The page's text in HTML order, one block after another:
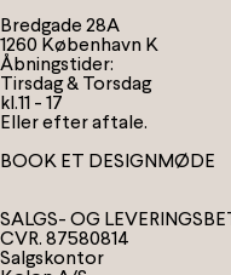
Bredgade 28A
1260 København K
Åbningstider:
Tirsdag & Torsdag
kl.11 - 17
Eller efter aftale.
BOOK ET DESIGNMØDE
SALGS- OG
CVR. 87580814
Salgskontor